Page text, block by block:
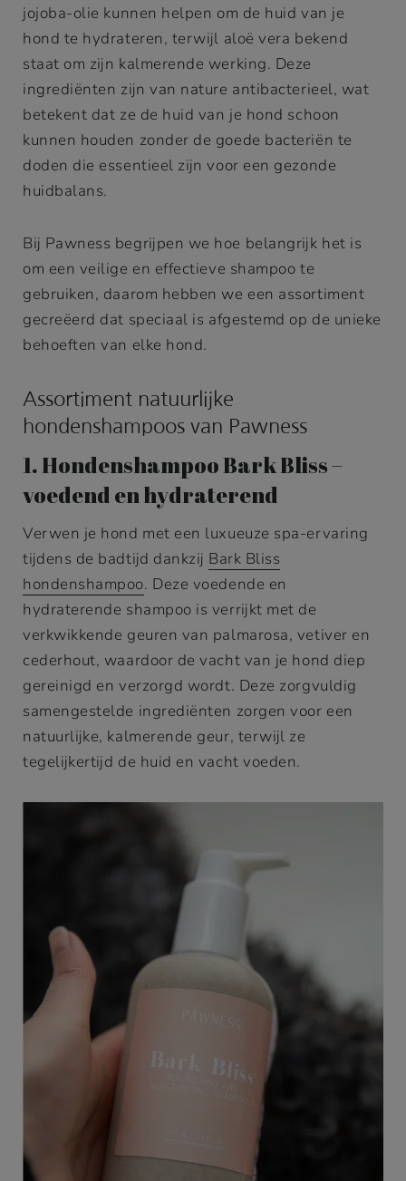
jojoba-olie kunnen helpen om de huid van je
hond te hydrateren, terwijl aloë vera bekend
staat om zijn kalmerende werking. Deze
ingrediënten zijn van nature antibacterieel, wat
betekent dat ze de huid van je hond schoon
kunnen houden zonder de goede bacteriën te
doden die essentieel zijn voor een gezonde
huidbalans.
Bij Pawness begrijpen we hoe belangrijk het is
om een veilige en effectieve shampoo te
gebruiken, daarom hebben we een assortiment
gecreëerd dat speciaal is afgestemd op de unieke
behoeften van elke hond.
Assortiment natuurlijke
hondenshampoos van Pawness
1. Hondenshampoo Bark Bliss –
voedend en hydraterend
Verwen je hond met een luxueuze spa-ervaring
tijdens de badtijd dankzij Bark Bliss
hondenshampoo. Deze voedende en
hydraterende shampoo is verrijkt met de
verkwikkende geuren van palmarosa, vetiver en
cederhout, waardoor de vacht van je hond diep
gereinigd en verzorgd wordt. Deze zorgvuldig
samengestelde ingrediënten zorgen voor een
natuurlijke, kalmerende geur, terwijl ze
tegelijkertijd de huid en vacht voeden.